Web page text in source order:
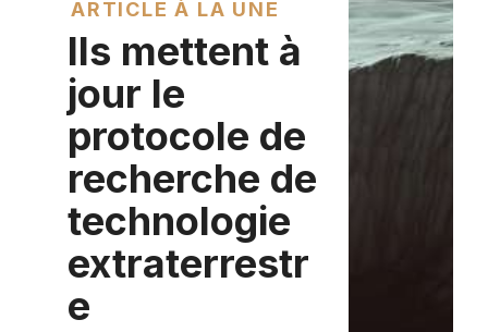
ARTICLE À LA UNE
Ils mettent à
jour le
protocole de
recherche de
technologie
extraterrestr
e